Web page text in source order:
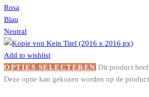
Rosa
Blau
Neutral
Add to wishlist
OPTIES SELECTEREN Dit product
Deze optie kan gekozen worden op de